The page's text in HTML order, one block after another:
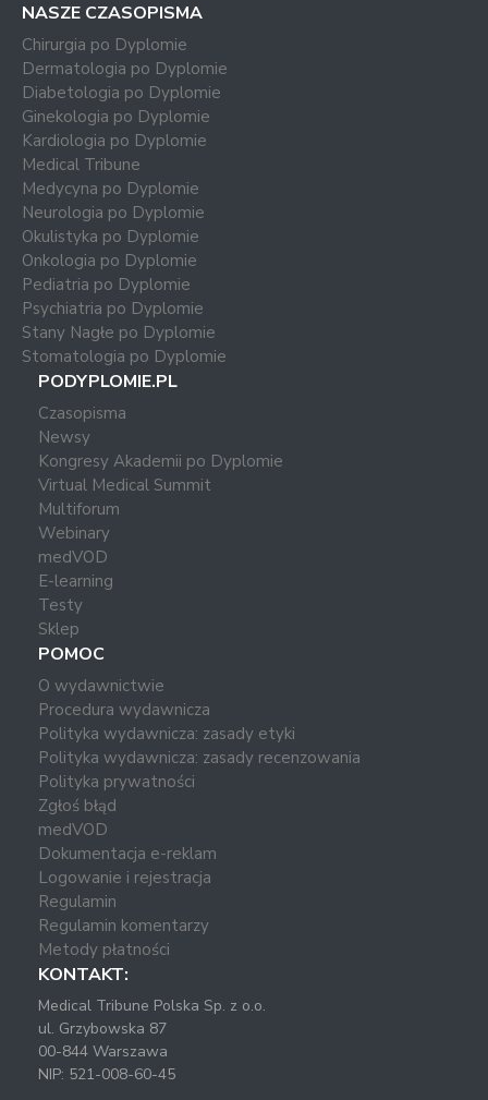
NASZE CZASOPISMA
Chirurgia po Dyplomie
Dermatologia po Dyplomie
Diabetologia po Dyplomie
Ginekologia po Dyplomie
Kardiologia po Dyplomie
Medical Tribune
Medycyna po Dyplomie
Neurologia po Dyplomie
Okulistyka po Dyplomie
Onkologia po Dyplomie
Pediatria po Dyplomie
Psychiatria po Dyplomie
Stany Nagłe po Dyplomie
Stomatologia po Dyplomie
PODYPLOMIE.PL
Czasopisma
Newsy
Kongresy Akademii po Dyplomie
Virtual Medical Summit
Multiforum
Webinary
medVOD
E-learning
Testy
Sklep
POMOC
O wydawnictwie
Procedura wydawnicza
Polityka wydawnicza: zasady etyki
Polityka wydawnicza: zasady recenzowania
Polityka prywatności
Zgłoś błąd
medVOD
Dokumentacja e-reklam
Logowanie i rejestracja
Regulamin
Regulamin komentarzy
Metody płatności
KONTAKT:
Medical Tribune Polska Sp. z o.o.
ul. Grzybowska 87
00-844 Warszawa
NIP: 521-008-60-45